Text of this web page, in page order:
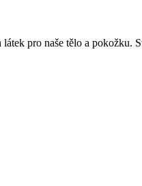
pro naše tělo a pokožku.